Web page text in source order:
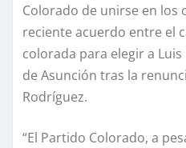
Colorado de unirse en los
reciente acuerdo entre el
colorada para elegir a
de Asunción tras la
Rodríguez.
“El Partido Colorado, a